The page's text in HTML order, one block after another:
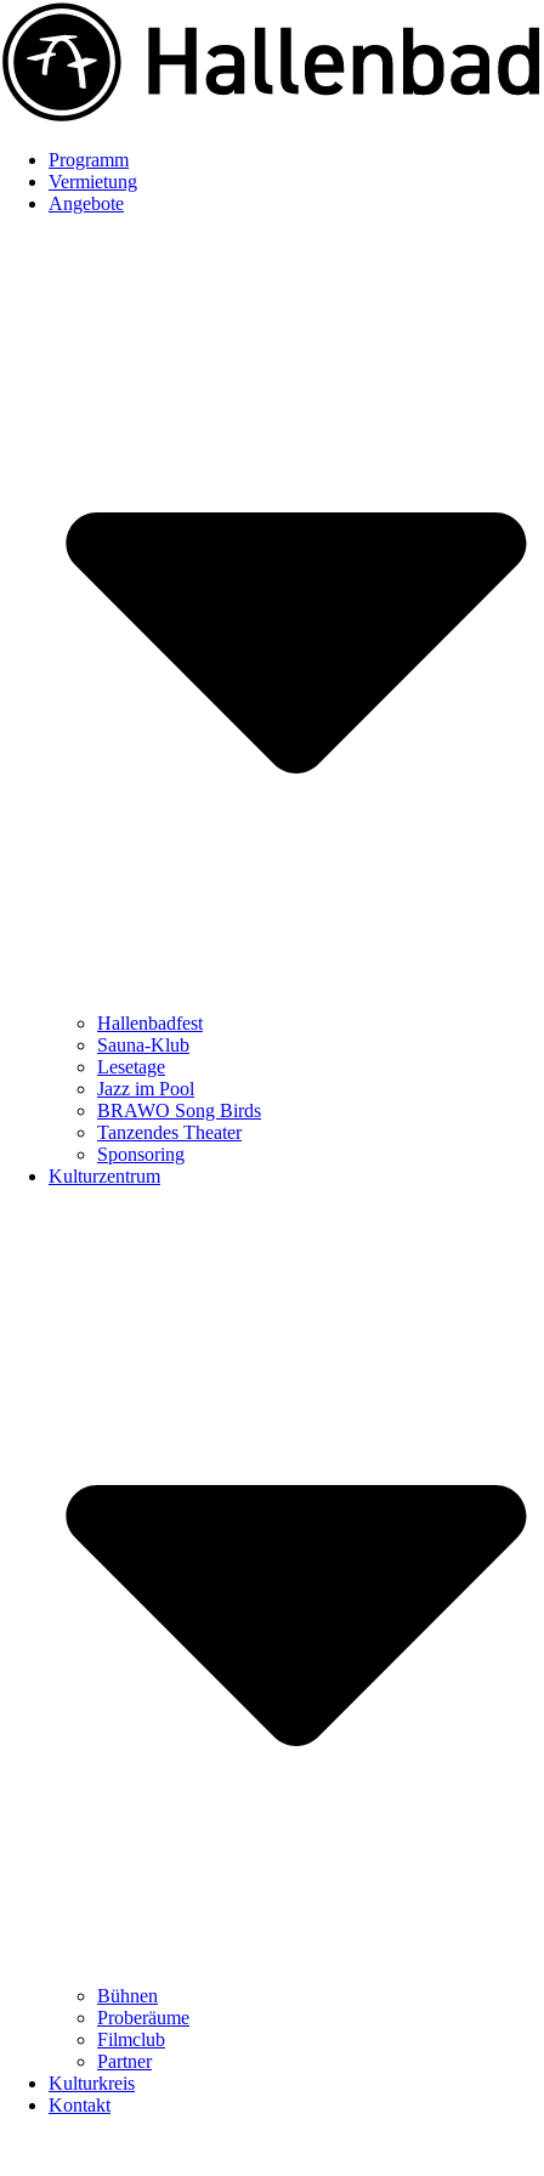
Programm
Vermietung
Angebote
Hallenbadfest
Sauna-Klub
Lesetage
Jazz im Pool
BRAWO Song Birds
Tanzendes Theater
Sponsoring
Kulturzentrum
Bühnen
Proberäume
Filmclub
Partner
Kulturkreis
Kontakt